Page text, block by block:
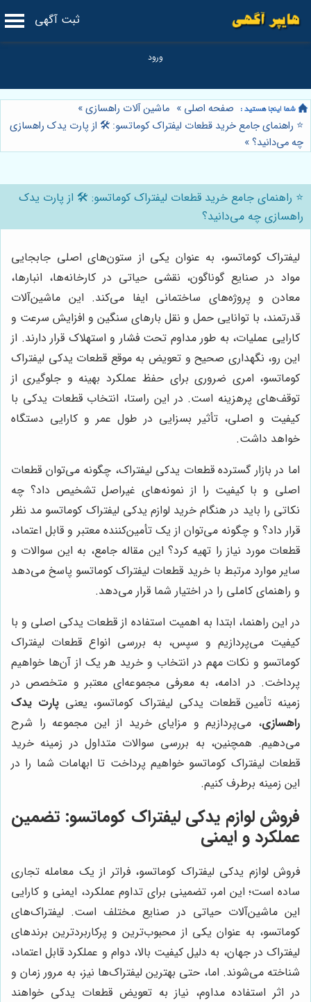
ثبت آگهی
صفحه اصلی » ماشین آلات راهسازی»
⭐️ راهنمای جامع خرید قطعات لیفتراک کوماتسو: 🛠️ از پارت یدک راهسازی
چه می‌دانید؟»
⭐️ راهنمای جامع خرید قطعات لیفتراک کوماتسو: 🛠️ از پارت یدک
راهسازی چه می‌دانید؟
لیفتراک کوماتسو، به عنوان یکی از ستون‌های اصلی جابجایی
مواد در صنایع گوناگون، نقشی حیاتی در کارخانه‌ها، انبارها،
معادن و پروژه‌های ساختمانی ایفا می‌کند. این ماشین‌آلات
قدرتمند، با توانایی حمل و نقل بارهای سنگین و افزایش سرعت و
کارایی عملیات، به طور مداوم تحت فشار و استهلاک قرار دارند. از
این رو، نگهداری صحیح و تعویض به موقع قطعات یدکی لیفتراک
کوماتسو، امری ضروری برای حفظ عملکرد بهینه و جلوگیری از
توقف‌های پرهزینه است. در این راستا، انتخاب قطعات یدکی با
کیفیت و اصلی، تأثیر بسزایی در طول عمر و کارایی دستگاه
خواهد داشت.
اما در بازار گسترده قطعات یدکی لیفتراک، چگونه می‌توان قطعات
اصلی و با کیفیت را از نمونه‌های غیراصل تشخیص داد؟ چه
نکاتی را باید در هنگام خرید لوازم یدکی لیفتراک کوماتسو مد نظر
قرار داد؟ و چگونه می‌توان از یک تأمین‌کننده معتبر و قابل اعتماد،
قطعات مورد نیاز را تهیه کرد؟ این مقاله جامع، به این سوالات و
سایر موارد مرتبط با خرید قطعات لیفتراک کوماتسو پاسخ می‌دهد
و راهنمای کاملی را در اختیار شما قرار می‌دهد.
در این راهنما، ابتدا به اهمیت استفاده از قطعات یدکی اصلی و با
کیفیت می‌پردازیم و سپس، به بررسی انواع قطعات لیفتراک
کوماتسو و نکات مهم در انتخاب و خرید هر یک از آن‌ها خواهیم
پرداخت. در ادامه، به معرفی مجموعه‌ای معتبر و متخصص در
زمینه تأمین قطعات یدکی لیفتراک کوماتسو، یعنیپارت یدک
راهسازی، می‌پردازیم و مزایای خرید از این مجموعه را شرح
می‌دهیم. همچنین، به بررسی سوالات متداول در زمینه خرید
قطعات لیفتراک کوماتسو خواهیم پرداخت تا ابهامات شما را در
این زمینه برطرف کنیم.
فروش لوازم یدکی لیفتراک کوماتسو: تضمین
عملکرد و ایمنی
فروش لوازم یدکی لیفتراک کوماتسو، فراتر از یک معامله تجاری
ساده است؛ این امر، تضمینی برای تداوم عملکرد، ایمنی و کارایی
این ماشین‌آلات حیاتی در صنایع مختلف است. لیفتراک‌های
کوماتسو، به عنوان یکی از محبوب‌ترین و پرکاربردترین برندهای
لیفتراک در جهان، به دلیل کیفیت بالا، دوام و عملکرد قابل اعتماد،
شناخته می‌شوند. اما، حتی بهترین لیفتراک‌ها نیز، به مرور زمان و
در اثر استفاده مداوم، نیاز به تعویض قطعات یدکی خواهند